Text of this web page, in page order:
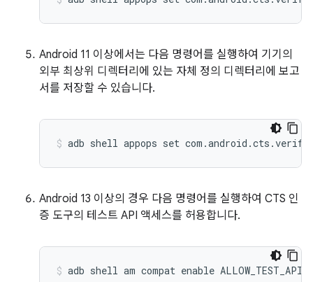
Android 11 이상에서는 다음 명령어를 실행하여 기기의
외부 최상위 디렉터리에 있는 자체 정의 디렉터리에 보고
서를 저장할 수 있습니다.
Android 13 이상의 경우 다음 명령어를 실행하여 CTS 인
증 도구의 테스트 API 액세스를 허용합니다.